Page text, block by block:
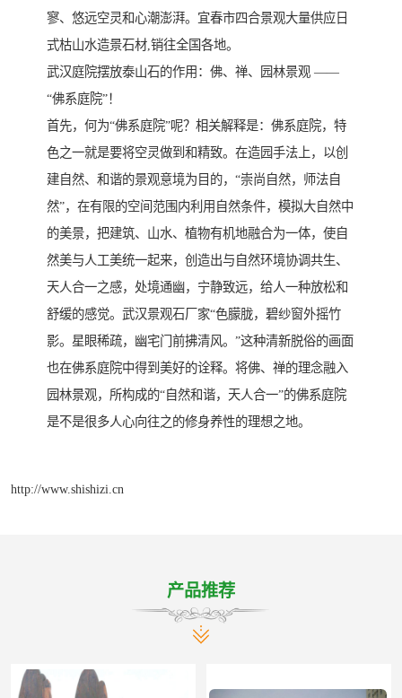
寥、悠远空灵和心潮澎湃。宜春市四合景观大量供应日
式枯山水造景石材,销往全国各地。
武汉庭院摆放泰山石的作用：佛、禅、园林景观 ——
“佛系庭院”！
首先，何为“佛系庭院”呢？相关解释是：佛系庭院，特
色之一就是要将空灵做到和精致。在造园手法上，以创
建自然、和谐的景观意境为目的，“崇尚自然，师法自
然”，在有限的空间范围内利用自然条件，模拟大自然中
的美景，把建筑、山水、植物有机地融合为一体，使自
然美与人工美统一起来，创造出与自然环境协调共生、
天人合一之感，处境通幽，宁静致远，给人一种放松和
舒缓的感觉。武汉景观石厂家“色朦胧，碧纱窗外摇竹
影。星眼稀疏，幽宅门前拂清风。”这种清新脱俗的画面
也在佛系庭院中得到美好的诠释。将佛、禅的理念融入
园林景观，所构成的“自然和谐，天人合一”的佛系庭院
是不是很多人心向往之的修身养性的理想之地。
http://www.shishizi.cn
产品推荐